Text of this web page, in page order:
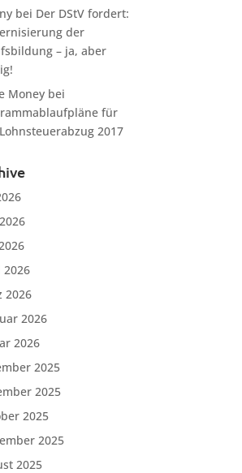
bei Der DStV fordert:
der
– ja, aber
Money bei
für
2017
2026
2026
2026
2025
2025
2025
2025
2025